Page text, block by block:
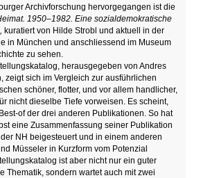
Archivforschung hervorgegangen ist die
1950–1982. Eine sozialdemokratische
kuratiert von Hilde Strobl und aktuell in der
in München und anschliessend im Museum
zu sehen.
herausgegeben von Andres
zeigt sich im Vergleich zur ausführlichen
schöner, flotter, und vor allem handlicher,
nicht dieselbe Tiefe vorweisen. Es scheint,
of der drei anderen Publikationen. So hat
eine Zusammenfassung seiner Publikation
NH beigesteuert und in einem anderen
Müsseler in Kurzform vom Potenzial
ist aber nicht nur ein guter
Thematik, sondern wartet auch mit zwei